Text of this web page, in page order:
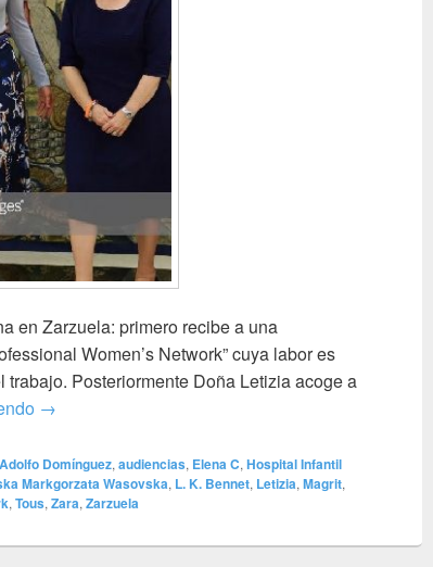
en Zarzuela: primero recibe a una
Women’s Network” cuya labor es
Posteriormente Doña Letizia acoge a
Audiencias en Zarzuela – ¡Qué calor! Menos mal
→
Adolfo Domínguez, audiencias, Elena C, Hospital Infantil
Markgorzata Wasovska, L. K. Bennet, Letizia, Magrit,
, Tous, Zara, Zarzuela